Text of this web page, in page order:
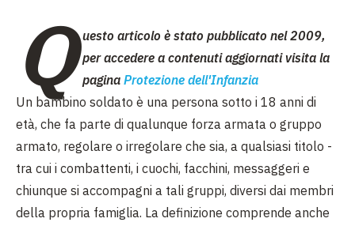
Q uesto articolo è stato pubblicato nel 2009,
per accedere a contenuti aggiornati visita la
pagina Protezione dell'Infanzia
Un bambino soldato è una persona sotto i 18 anni di
età, che fa parte di qualunque forza armata o gruppo
armato, regolare o irregolare che sia, a qualsiasi titolo -
tra cui i combattenti, i cuochi, facchini, messaggeri e
chiunque si accompagni a tali gruppi, diversi dai membri
della propria famiglia. La definizione comprende anche